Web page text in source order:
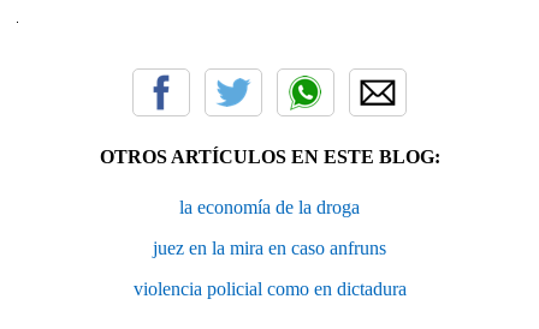
OTROS ARTÍCULOS EN ESTE BLOG:
la economía de la droga
juez en la mira en caso anfruns
violencia policial como en dictadura